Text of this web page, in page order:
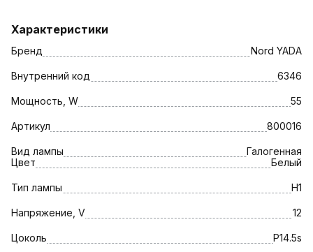
Характеристики
Бренд Nord YADA
Внутренний код 6346
Мощность, W 55
Артикул 800016
Вид лампы
Галогенная
Цвет
Белый
Тип лампы H1
Напряжение, V 12
Цоколь P14.5s